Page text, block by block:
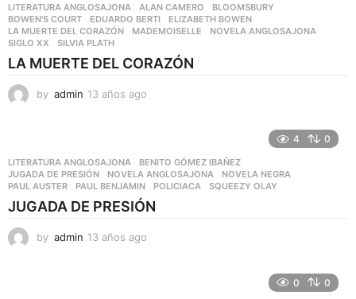
s
a
o
LITERATURA ANGLOSAJONA ALAN CAMERO ,BLOOMSBURY
BOWEN'S COURT
,EDUARDO BERTI ,ELIZABETH BOWEN
LA MUERTE DEL CORAZÓN
,MADEMOISELLE ,NOVELA ANGLOSAJONA
SIGLO XX
,SILVIA PLATH
LA MUERTE DEL CORAZÓN
by admin 13 años ago
s
g
o
4 0
LITERATURA ANGLOSAJONA BENITO GÓMEZ IBAÑEZ
JUGADA DE PRESIÓN
,NOVELA ANGLOSAJONA ,NOVELA NEGRA
PAUL AUSTER
,PAUL BENJAMIN ,POLICIACA ,SQUEEZY OLAY
JUGADA DE PRESIÓN
by admin 13 años ago
0 0